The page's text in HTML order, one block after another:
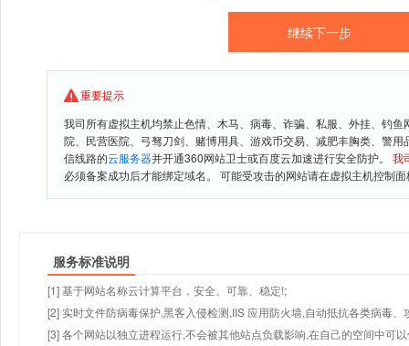
重要提示
我司所有虚拟主机均禁止色情、木马、病毒、诈骗、私服、外挂、钓
院、民营医院、弓驽刀剑、赌博用具、游戏币交易、减肥丰胸类、警
信线路的云服务器并开通360网站卫士或百度云加速进行安全防护。 我
必须备案成功后才能绑定域名。 可能受攻击的网站请在虚拟主机控制
服务标准说明
[1] 基于网站名称云计算平台，安全、可靠、稳定!;
[2] 实时文件防病毒保护,黑客入侵检测,IIS 应用防火墙,自动抵抗各类病毒、
[3] 各个网站以独立进程运行,不会被其他站点负载影响,在自己的空间中可